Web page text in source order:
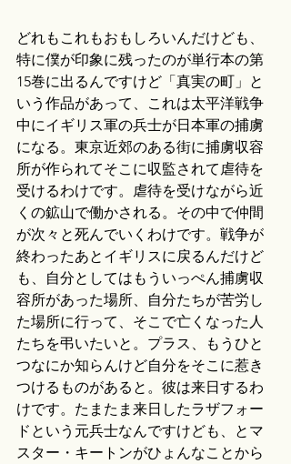
どれもこれもおもしろいんだけども、
特に僕が印象に残ったのが単行本の第
15巻に出るんですけど「真実の町」と
いう作品があって、これは太平洋戦争
中にイギリス軍の兵士が日本軍の捕虜
になる。東京近郊のある街に捕虜収容
所が作られてそこに収監されて虐待を
受けるわけです。虐待を受けながら近
くの鉱山で働かされる。その中で仲間
が次々と死んでいくわけです。戦争が
終わったあとイギリスに戻るんだけど
も、自分としてはもういっぺん捕虜収
容所があった場所、自分たちが苦労し
た場所に行って、そこで亡くなった人
たちを弔いたいと。プラス、もうひと
つなにか知らんけど自分をそこに惹き
つけるものがあると。彼は来日するわ
けです。たまたま来日したラザフォー
ドという元兵士なんですけども、とマ
スター・キートンがひょんなことから